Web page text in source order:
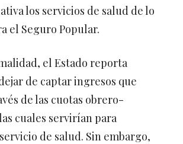
los servicios de salud de lo
el Seguro Popular.
el Estado reporta
de captar ingresos que
de las cuotas obrero-
cuales servirían para
de salud. Sin embargo,